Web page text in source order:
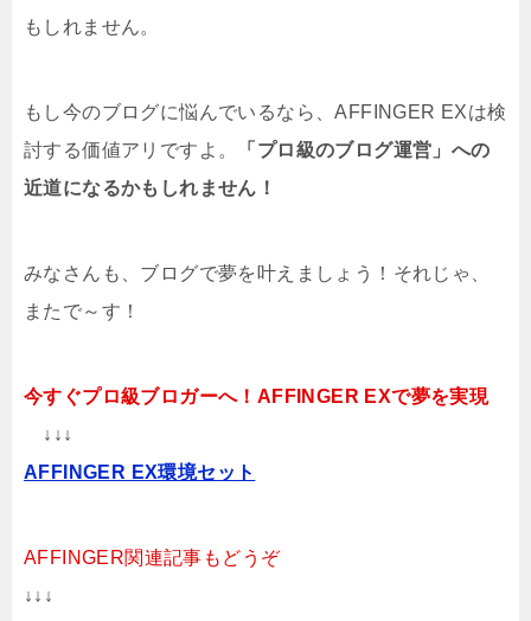
もしれません。
もし今のブログに悩んでいるなら、AFFINGER EXは検
討する価値アリですよ。
「プロ級のブログ運営」への
近道になるかもしれません！
みなさんも、ブログで夢を叶えましょう！それじゃ、
またで～す！
今すぐプロ級ブロガーへ！AFFINGER EXで夢を実現
↓↓↓
AFFINGER EX環境セット
AFFINGER関連記事もどうぞ
↓↓↓